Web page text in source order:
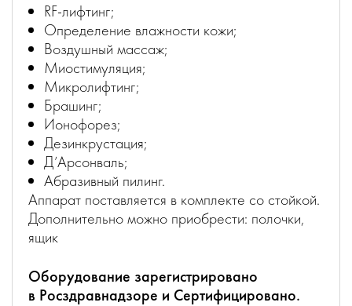
RF-лифтинг;
Определение влажности кожи;
Воздушный массаж;
Миостимуляция;
Микролифтинг;
Брашинг;
Ионофорез;
Дезинкрустация;
Д’Арсонваль;
Абразивный пилинг.
Аппарат поставляется в комплекте со стойкой.
Дополнительно можно приобрести: полочки,
ящик
Оборудование зарегистрировано
в Росздравнадзоре и Сертифицировано.